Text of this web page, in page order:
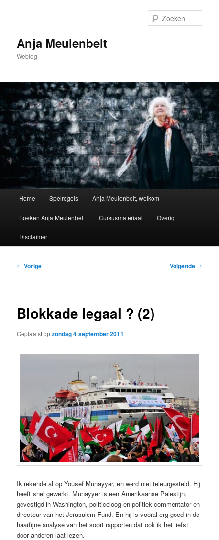
inhoudAnja Meulenbelt
Weblog
Home Spelregels Anja Meulenbelt, welkom
Boeken Anja Meulenbelt Cursusmateriaal Overig
Disclaimer
Bericht
← Vorige Volgende →
Blokkade legaal ? (2)
Geplaatst opzondag 4 september 2011
Ik rekende al op Yousef Munayyer, en werd niet teleurgesteld. Hij
heeft snel gewerkt. Munayyer is een Amerikaanse Palestijn,
gevestigd in Washington, politicoloog en politiek commentator en
directeur van het Jerusalem Fund. En hij is vooral erg goed in de
haarfijne analyse van het soort rapporten dat ook ik het liefst
door anderen laat lezen.